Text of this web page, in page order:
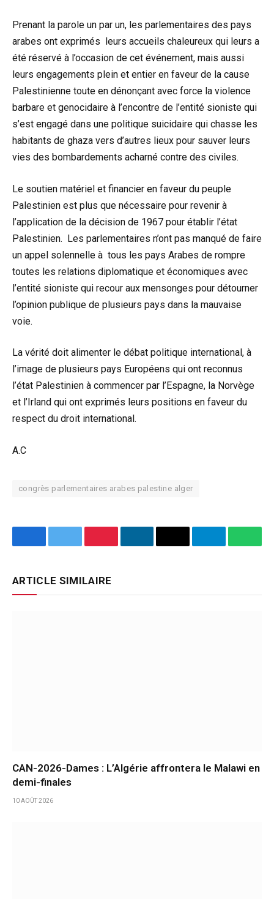
Prenant la parole un par un, les parlementaires des pays
arabes ont exprimés leurs accueils chaleureux qui leurs a
été réservé à l’occasion de cet événement, mais aussi
leurs engagements plein et entier en faveur de la cause
Palestinienne toute en dénonçant avec force la violence
barbare et genocidaire à l’encontre de l’entité sioniste qui
s’est engagé dans une politique suicidaire qui chasse les
habitants de ghaza vers d’autres lieux pour sauver leurs
vies des bombardements acharné contre des civiles.
Le soutien matériel et financier en faveur du peuple
Palestinien est plus que nécessaire pour revenir à
l’application de la décision de 1967 pour établir l’état
Palestinien. Les parlementaires n’ont pas manqué de faire
un appel solennelle à tous les pays Arabes de rompre
toutes les relations diplomatique et économiques avec
l’entité sioniste qui recour aux mensonges pour détourner
l’opinion publique de plusieurs pays dans la mauvaise
voie.
La vérité doit alimenter le débat politique international, à
l’image de plusieurs pays Européens qui ont reconnus
l’état Palestinien à commencer par l’Espagne, la Norvège
et l’Irland qui ont exprimés leurs positions en faveur du
respect du droit international.
A.C
congrès parlementaires arabes palestine alger
FacebookTwitterPinterestLinkedInEmail Telegram
ARTICLE SIMILAIRE
CAN-2026-Dames : L’Algérie affrontera le Malawi en
demi-finales
10 AOÛT 2026